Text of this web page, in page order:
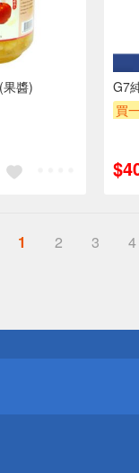
醬)
G7
買
1 2 3 4